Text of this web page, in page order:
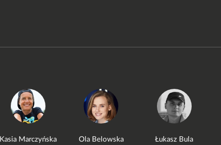
Kasia Marczyńska Ola Belowska Łukasz Bula